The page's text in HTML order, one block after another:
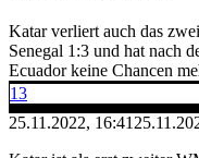
Katar verliert auch das
Senegal 1:3 und hat nach
Ecuador keine Chancen
13
25.11.2022, 16:41